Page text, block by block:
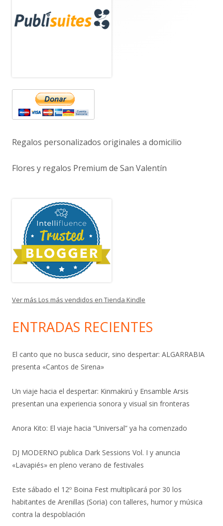
lateral
principal
Regalos personalizados originales a domicilio
Flores y regalos Premium de San Valentín
Ver más Los más vendidos en Tienda Kindle
ENTRADAS RECIENTES
El canto que no busca seducir, sino despertar: ALGARRABIA
presenta «Cantos de Sirena»
Un viaje hacia el despertar: Kinmakirú y Ensamble Arsis
presentan una experiencia sonora y visual sin fronteras
Anora Kito: El viaje hacia “Universal” ya ha comenzado
DJ MODERNO publica Dark Sessions Vol. I y anuncia
«Lavapiés» en pleno verano de festivales
Este sábado el 12º Boina Fest multiplicará por 30 los
habitantes de Arenillas (Soria) con talleres, humor y música
contra la despoblación